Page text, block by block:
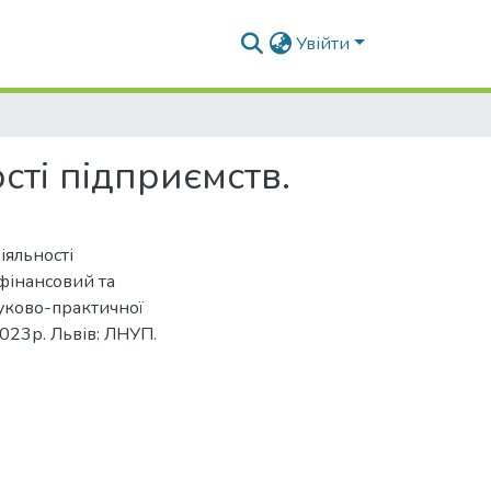
Увійти
підприємств.
та
практичної
Львів: ЛНУП.